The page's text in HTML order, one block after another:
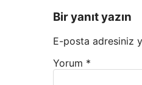
Bir yanıt yazın
E-posta adresiniz
Yorum *